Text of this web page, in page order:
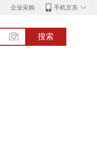
企业采购 ◇
手机京东
搜索